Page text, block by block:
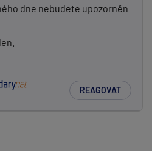
dne nebudete upozorněn
REAGOVAT